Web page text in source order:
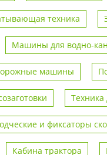
техника
Машины для водно-
машины
и фиксаторы
Кабина трактора